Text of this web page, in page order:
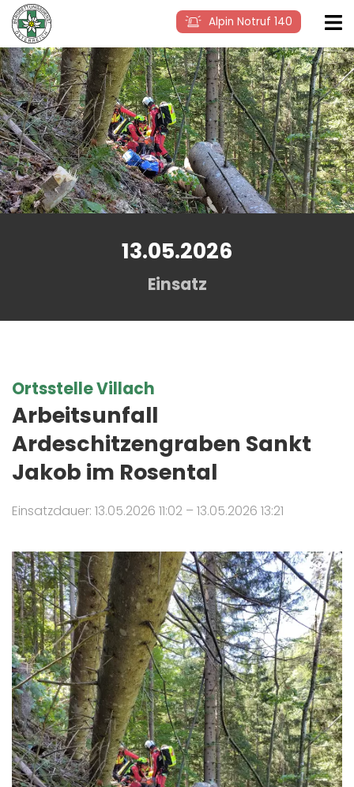
Alpin Notruf 140
13.05.2026
Einsatz
Ortsstelle Villach
Arbeitsunfall
Ardeschitzengraben Sankt
Jakob im Rosental
Einsatzdauer: 13.05.2026 11:02 – 13.05.2026 13:21